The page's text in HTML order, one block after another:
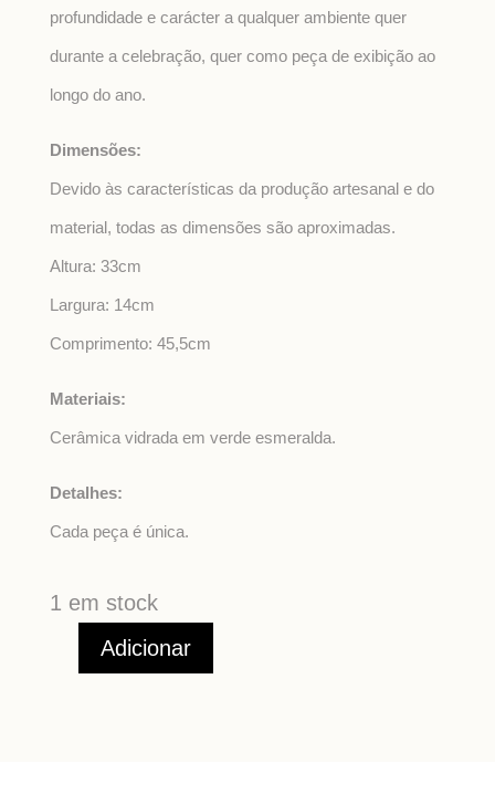
profundidade e carácter a qualquer ambiente quer
durante a celebração, quer como peça de exibição ao
longo do ano.
Dimensões:
Devido às características da produção artesanal e do
material, todas as dimensões são aproximadas.
Altura: 33cm
Largura: 14cm
Comprimento: 45,5cm
Materiais:
Cerâmica vidrada em verde esmeralda.
Detalhes:
Cada peça é única.
1 em stock
Quantidade
Adicionar